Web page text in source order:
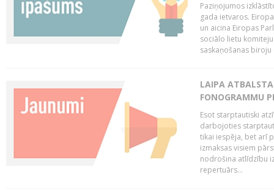
Paziņojumos
gada ietvaros.
un aicina Eiropas
sociālo lietu
saskaņošanas biroju
LAIPA
FONOGRAMMU
Esot starptautiski
darbojoties
tikai iespēja, bet arī
izmaksas visiem
nodrošina atlīdzību
repertuārs...